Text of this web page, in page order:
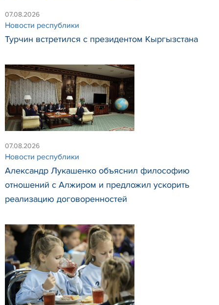
07.08.2026
Новости республики
Турчин встретился с президентом Кыргызстана
07.08.2026
Новости республики
Александр Лукашенко объяснил философию
отношений с Алжиром и предложил ускорить
реализацию договоренностей